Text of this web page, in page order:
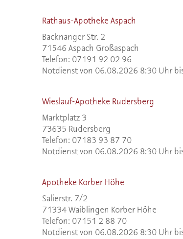
Rathaus-Apotheke Aspach
Backnanger Str. 2
71546 Aspach Großaspach
Telefon: 07191 92 02 96
Notdienst von 06.08.2026 8:30 Uhr
Wieslauf-Apotheke Rudersberg
Marktplatz 3
73635 Rudersberg
Telefon: 07183 93 87 70
Notdienst von 06.08.2026 8:30 Uhr
Apotheke Korber Höhe
Salierstr. 7/2
71334 Waiblingen Korber Höhe
Telefon: 07151 2 88 70
Notdienst von 06.08.2026 8:30 Uhr